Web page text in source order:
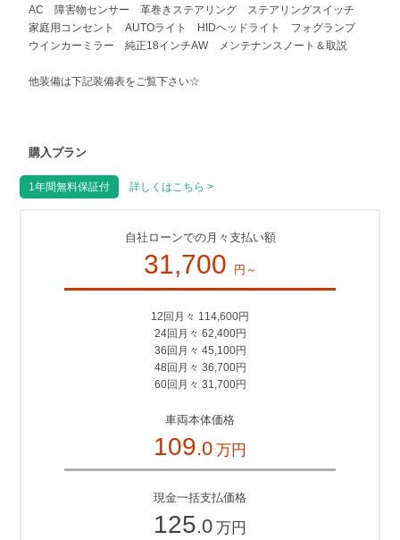
AC 障害物センサー 革巻きステアリング ステアリングスイッチ
家庭用コンセント AUTOライト HIDヘッドライト フォグランプ
ウインカーミラー 純正18インチAW メンテナンスノート＆取説
他装備は下記装備表をご覧下さい☆
購入プラン
1年間無料保証付 詳しくはこちら >
自社ローンでの月々支払い額
31,700 円～
12回月々 114,600円
24回月々 62,400円
36回月々 45,100円
48回月々 36,700円
60回月々 31,700円
車両本体価格
109.0 万円
現金一括支払価格
125.0 万円